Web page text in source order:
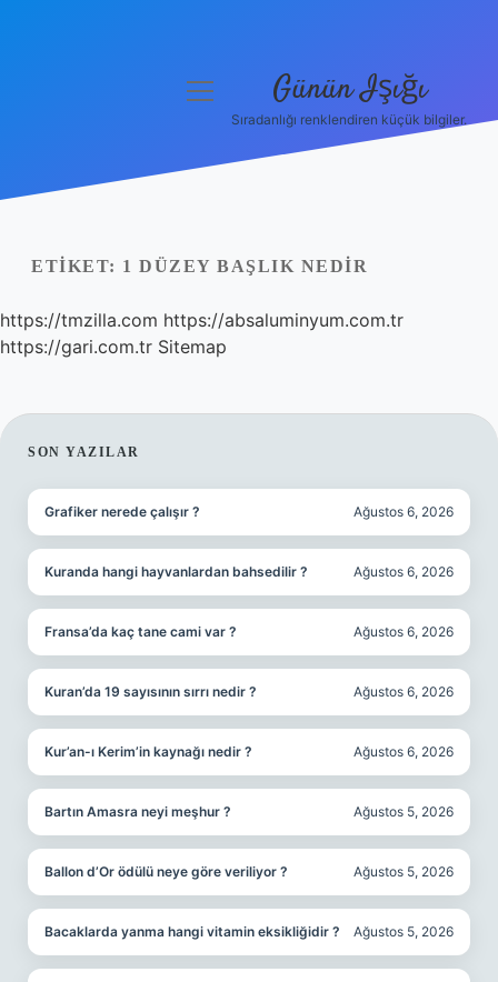
Yasal Uyarı
Hakkımızda
menüyü
Günün Işığı
Sıradanlığı renklendiren küçük bilgiler.
ETIKET: 1 DÜZEY BAŞLIK NEDIR
https://tmzilla.com https://absaluminyum.com.tr
https://gari.com.tr Sitemap
SIDEBAR
SON YAZILAR
Grafiker nerede çalışır ? Ağustos 6, 2026
Kuranda hangi hayvanlardan bahsedilir ? Ağustos 6, 2026
Fransa’da kaç tane cami var ? Ağustos 6, 2026
Kuran’da 19 sayısının sırrı nedir ? Ağustos 6, 2026
Kur’an-ı Kerim’in kaynağı nedir ? Ağustos 6, 2026
Bartın Amasra neyi meşhur ? Ağustos 5, 2026
Ballon d’Or ödülü neye göre veriliyor ? Ağustos 5, 2026
Bacaklarda yanma hangi vitamin eksikliğidir ? Ağustos 5, 2026